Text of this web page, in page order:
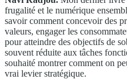
frugalité et le numérique
savoir comment concevoir des
valeurs, engager les
pour atteindre des objectifs de
souvent réduite aux tâches
souhaité montrer comment on
vrai levier stratégique.